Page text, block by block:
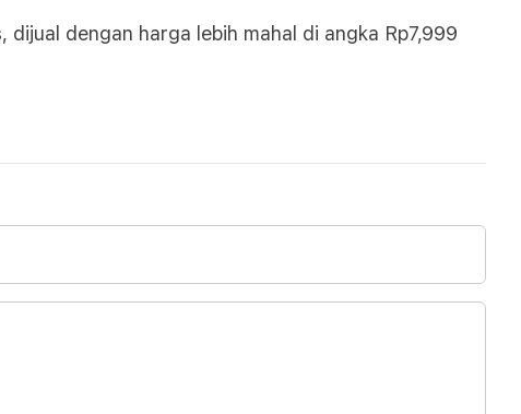
dengan harga lebih mahal di angka Rp7,999